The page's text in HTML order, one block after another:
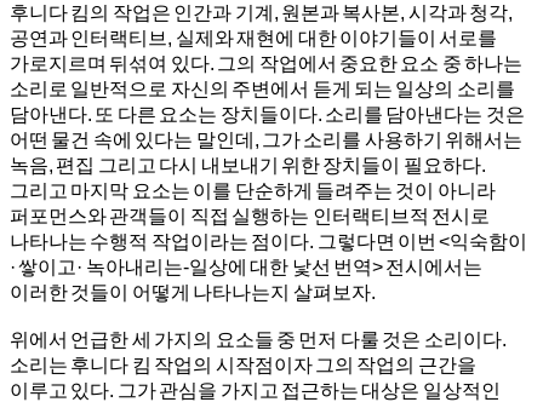
후니다 킴의 작업은 인간과 기계, 원본과 복사본, 시각과 청각,
공연과 인터랙티브, 실제와 재현에 대한 이야기들이 서로를
가로지르며 뒤섞여 있다. 그의 작업에서 중요한 요소 중 하나는
소리로 일반적으로 자신의 주변에서 듣게 되는 일상의 소리를
담아낸다. 또 다른 요소는 장치들이다. 소리를 담아낸다는 것은
어떤 물건 속에 있다는 말인데, 그가 소리를 사용하기 위해서는
녹음, 편집 그리고 다시 내보내기 위한 장치들이 필요하다.
그리고 마지막 요소는 이를 단순하게 들려주는 것이 아니라
퍼포먼스와 관객들이 직접 실행하는 인터랙티브적 전시로
나타나는 수행적 작업이라는 점이다. 그렇다면 이번 <익숙함이
· 쌓이고· 녹아내리는-일상에 대한 낯선 번역> 전시에서는
이러한 것들이 어떻게 나타나는지 살펴보자.
위에서 언급한 세 가지의 요소들 중 먼저 다룰 것은 소리이다.
소리는 후니다 킴 작업의 시작점이자 그의 작업의 근간을
이루고 있다. 그가 관심을 가지고 접근하는 대상은 일상적인